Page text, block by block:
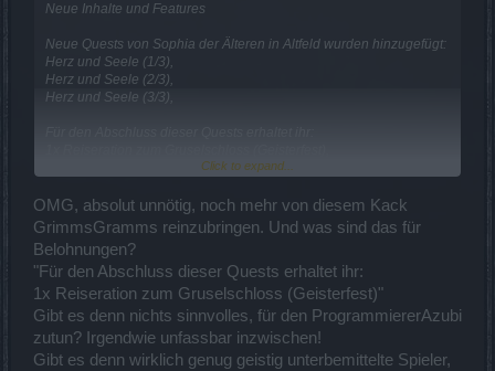
Neue Inhalte und Features
Neue Quests von Sophia der Älteren in Altfeld wurden hinzugefügt:
Herz und Seele (1/3),
Herz und Seele (2/3),
Herz und Seele (3/3),
Neue Gegenstände wurden zum Event hinzugefügt:
Frostmähne (Reittier) – herstellbar aus 20x Seelenflammenstein, 3x
Heiliger Sternensplitter und 10x Schleier der Träume,
Wunderhund (Haustier) – erhältlich aus der Geisterfesttruhe.
Effekt: Verkaufspreis der Gegenstände um 20 % erhöht und
Andermant-Drop-Stapelgröße um 10 % erhöht.
Geisterhafter Atem (Aura) – erhältlich aus der Geisterfest-Truhe.
Kürbislaternen-Kreis (Alchemie-Kreis) – erhältlich aus der
Click to expand...
OMG, absolut unnötig, noch mehr von diesem Kack
GrimmsGramms reinzubringen. Und was sind das für
Belohnungen?
"Für den Abschluss dieser Quests erhaltet ihr:
1x Reiseration zum Gruselschloss (Geisterfest)"
Gibt es denn nichts sinnvolles, für den ProgrammiererAzubi
zutun? Irgendwie unfassbar inzwischen!
Gibt es denn wirklich genug geistig unterbemittelte Spieler,